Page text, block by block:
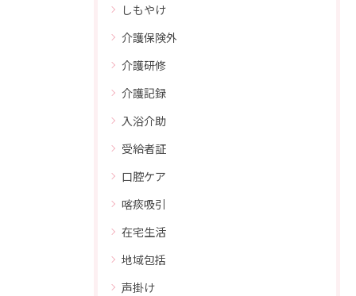
しもやけ
介護保険外
介護研修
介護記録
入浴介助
受給者証
口腔ケア
喀痰吸引
在宅生活
地域包括
声掛け